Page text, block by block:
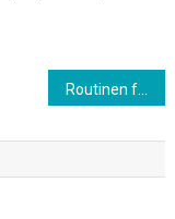
Routinen festigen – Struktur für einen erfolgreichen Monat schaffen